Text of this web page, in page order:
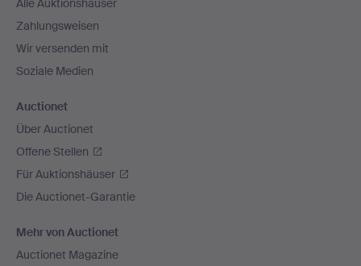
Alle Auktionshäuser
Zahlungsweisen
Wir versenden mit
Soziale Medien
Auctionet
Über Auctionet
Offene Stellen
Für Auktionshäuser
Die Auctionet-Garantie
Mehr von Auctionet
Auctionet Magazine